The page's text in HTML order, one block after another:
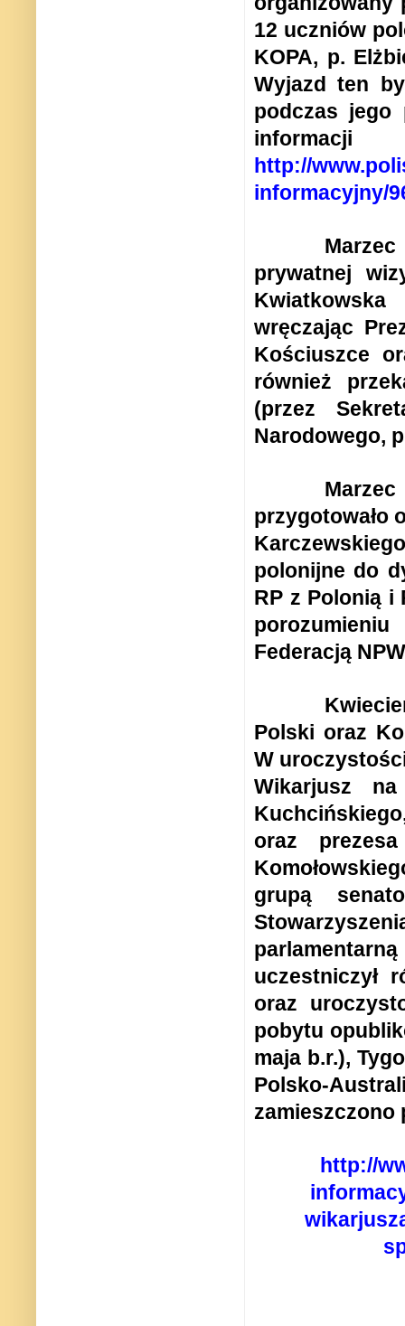
12 uczniów
KOPA, p.
Wyjazd ten
podczas jego
http://
informacyjny/
prywatnej
wręczając
Kościuszce
również
(przez
Narodowego,
przygotowało
polonijne do
RP z Polonią i
Federacją
Polski oraz
W
Wikarjusz
oraz
grupą
uczestniczył
oraz
pobytu
maja b.r.),
Polsko-
zamieszczono
http://